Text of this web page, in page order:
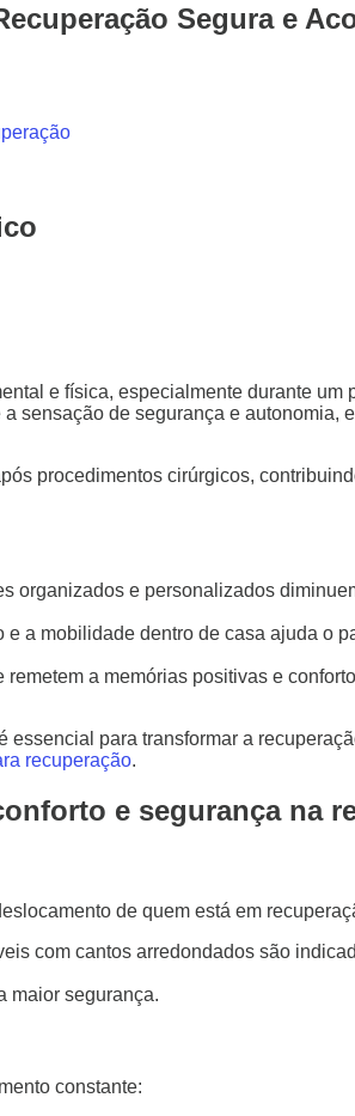
Segura e
e física, especialmente durante um
a sensação de segurança e autonomia,
procedimentos cirúrgicos,
organizados e personalizados
e a mobilidade dentro de casa ajuda o
remetem a memórias positivas e
para transformar a
recuperação.
e segurança na
de quem está em
com cantos arredondados são
maior segurança.
constante: